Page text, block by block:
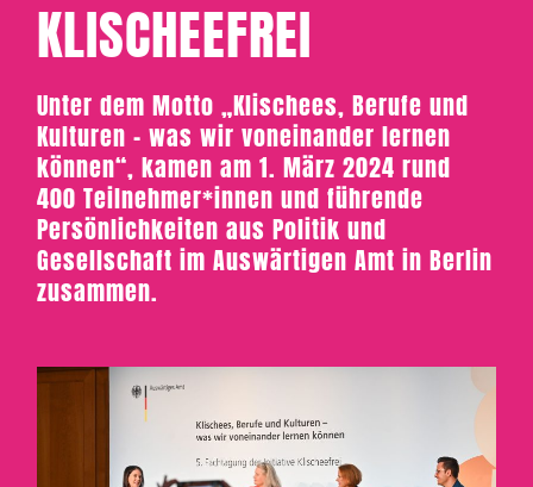
KLISCHEEFREI
Unter dem Motto „Klischees, Berufe und
Kulturen – was wir voneinander lernen
können“, kamen am 1. März 2024 rund
400 Teilnehmer*innen und führende
Persönlichkeiten aus Politik und
Gesellschaft im Auswärtigen Amt in Berlin
zusammen.